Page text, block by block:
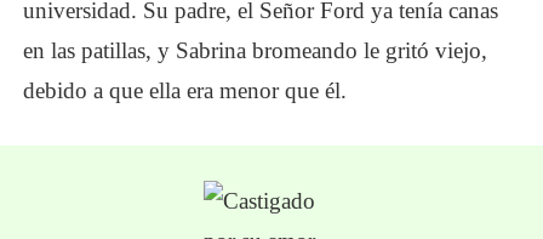
universidad. Su padre, el Señor Ford ya tenía canas
en las patillas, y Sabrina bromeando le gritó viejo,
debido a que ella era menor que él.